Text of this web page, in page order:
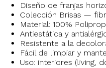
Diseño de franjas
Colección Brisas —
Material: 100%
Antiestática y
Resistente a la
Fácil de limpiar y
Uso: interiores (living,